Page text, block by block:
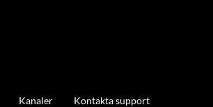
Kanaler Kontakta support